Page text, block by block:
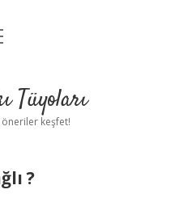
Tüyoları
öneriler keşfet!
?